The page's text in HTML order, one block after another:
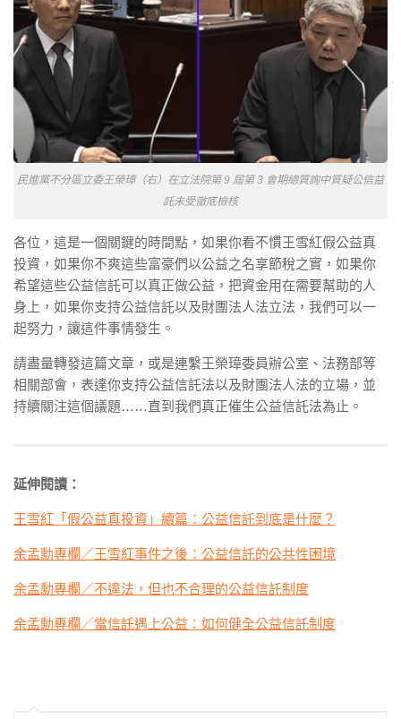
民進黨不分區立委王榮璋（右）在立法院第 9 屆第 3 會期總質詢中質疑公信益
託未受徹底檢核
各位，這是一個關鍵的時間點，如果你看不慣王雪紅假公益真
投資，如果你不爽這些富豪們以公益之名享節稅之實，如果你
希望這些公益信託可以真正做公益，把資金用在需要幫助的人
身上，如果你支持公益信託以及財團法人法立法，我們可以一
起努力，讓這件事情發生。
請盡量轉發這篇文章，或是連繫王榮璋委員辦公室、法務部等
相關部會，表達你支持公益信託法以及財團法人法的立場，並
持續關注這個議題……直到我們真正催生公益信託法為止。
延伸閱讀：
王雪紅「假公益真投資」續篇：公益信託到底是什麼？
余孟勳專欄／王雪紅事件之後：公益信託的公共性困境
余孟勳專欄／不違法，但也不合理的公益信託制度
余孟勳專欄／當信託遇上公益：如何健全公益信託制度